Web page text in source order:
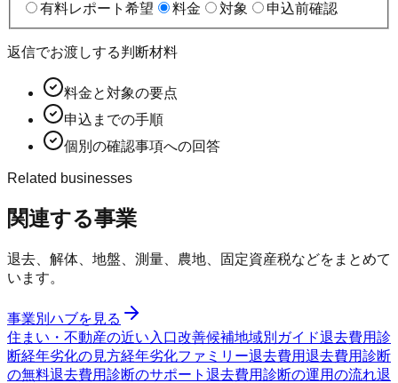
有料レポート希望
料金 対象 申込前確認
返信でお渡しする判断材料
料金と対象の要点
申込までの手順
個別の確認事項への回答
Related businesses
関連する事業
退去、解体、地盤、測量、農地、固定資産税などをまとめて
います。
事業別ハブを見る
住まい・不動産の近い入口改善候補地域別ガイド退去費用診
断経年劣化の見方経年劣化ファミリー退去費用退去費用診断
の無料退去費用診断のサポート 退去費用診断の運用の流れ退